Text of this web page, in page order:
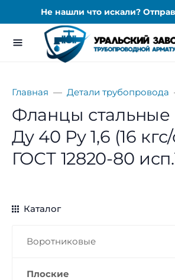
Не нашли что искали?
Главная Детали трубопровода
Фланцы стальные
Ду 40 Ру 1,6 (16
ГОСТ 12820-80
Каталог
Воротниковые
Плоские